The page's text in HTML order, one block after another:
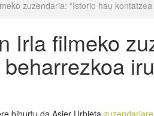
zuzendaria: “Istorio hau
Irla filmeko
bihurtu da Asier Urbieta